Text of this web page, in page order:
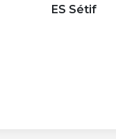
ES Sétif